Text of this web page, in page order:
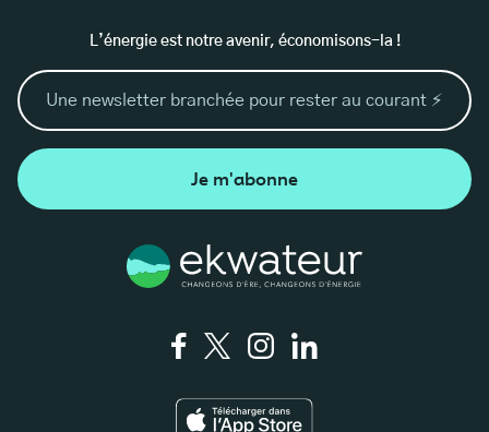
L’énergie est notre avenir, économisons-la !
Je m'abonne